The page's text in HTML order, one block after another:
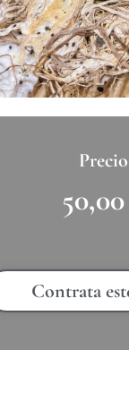
Contrata